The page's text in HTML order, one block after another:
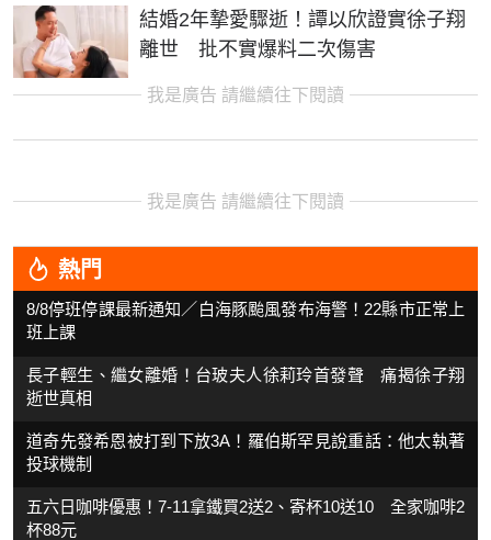
結婚2年摯愛驟逝！譚以欣證實徐子翔
離世 批不實爆料二次傷害
我是廣告 請繼續往下閱讀
我是廣告 請繼續往下閱讀
熱門
8/8停班停課最新通知／白海豚颱風發布海警！22縣市正常上
班上課
長子輕生、繼女離婚！台玻夫人徐莉玲首發聲 痛揭徐子翔
逝世真相
道奇先發希恩被打到下放3A！羅伯斯罕見說重話：他太執著
投球機制
五六日咖啡優惠！7-11拿鐵買2送2、寄杯10送10 全家咖啡2
杯88元